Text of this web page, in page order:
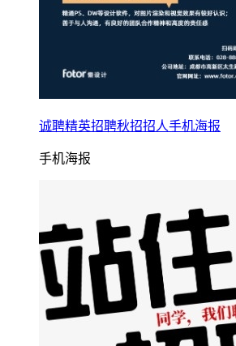
诚聘精英招聘秋招招人手机海报
手机海报